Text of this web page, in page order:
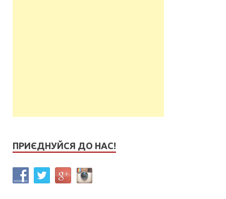
ПРИЄДНУЙСЯ ДО НАС!